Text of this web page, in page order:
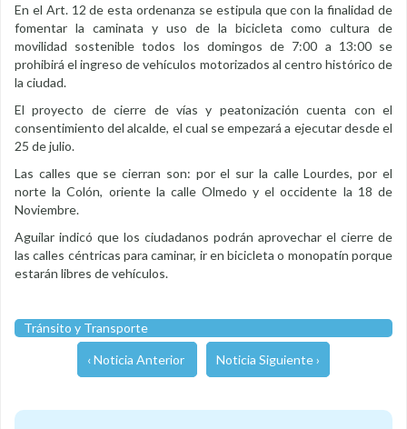
En el Art. 12 de esta ordenanza se estipula que con la finalidad de
fomentar la caminata y uso de la bicicleta como cultura de
movilidad sostenible todos los domingos de 7:00 a 13:00 se
prohibirá el ingreso de vehículos motorizados al centro histórico de
la ciudad.
El proyecto de cierre de vías y peatonización cuenta con el
consentimiento del alcalde, el cual se empezará a ejecutar desde el
25 de julio.
Las calles que se cierran son: por el sur la calle Lourdes, por el
norte la Colón, oriente la calle Olmedo y el occidente la 18 de
Noviembre.
Aguilar indicó que los ciudadanos podrán aprovechar el cierre de
las calles céntricas para caminar, ir en bicicleta o monopatín porque
estarán libres de vehículos.
Tránsito y Transporte
‹ Noticia Anterior Noticia Siguiente ›